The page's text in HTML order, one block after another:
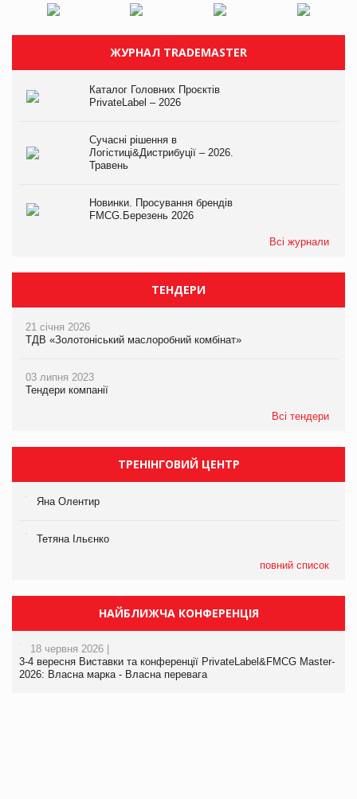
ЖУРНАЛ TRADEMASTER
Каталог Головних Проєктів
PrivateLabel – 2026
Сучасні рішення в
Логістиці&Дистрибуції – 2026.
Травень
Новинки. Просування брендів
FMCG.Березень 2026
Всі журнали
ТЕНДЕРИ
21 січня 2026
ТДВ «Золотоніський маслоробний комбінат»
03 липня 2023
Тендери компанії
Всі тендери
ТРЕНІНГОВИЙ ЦЕНТР
Яна Олентир
Тетяна Ільєнко
повний список
НАЙБЛИЖЧА КОНФЕРЕНЦІЯ
18 червня 2026 |
3-4 вересня Виставки та конференції PrivateLabel&FMCG Master-
2026: Власна марка - Власна перевага